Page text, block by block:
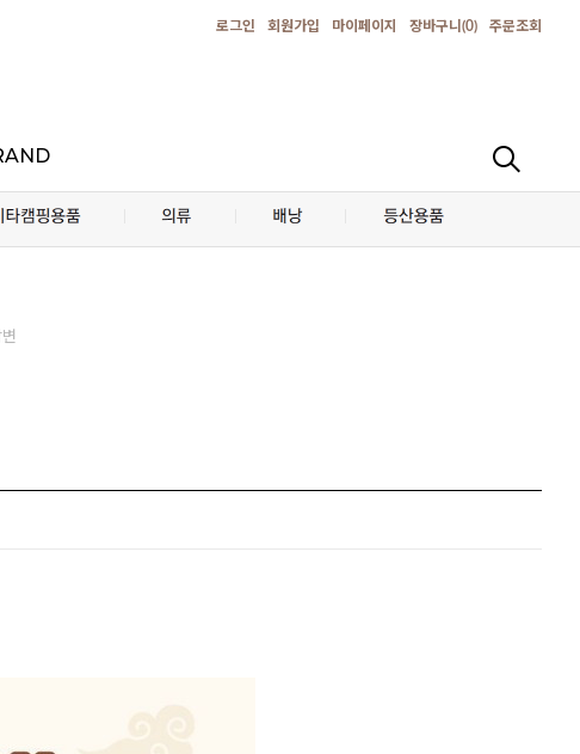
로그인 회원가입 마이페이지 장바구니(0) 주문조회